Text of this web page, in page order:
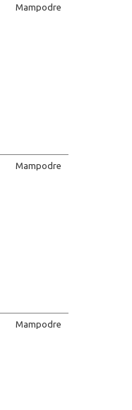
Mampodre
Mampodre
Mampodre